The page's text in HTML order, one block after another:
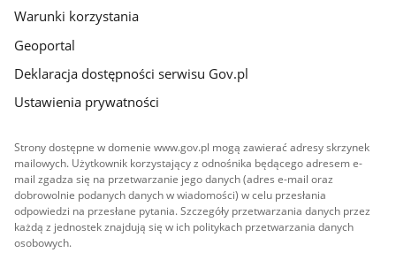
Warunki korzystania
Geoportal
Deklaracja dostępności serwisu Gov.pl
Ustawienia prywatności
Strony dostępne w domenie www.gov.pl mogą zawierać adresy skrzynek
mailowych. Użytkownik korzystający z odnośnika będącego adresem e-
mail zgadza się na przetwarzanie jego danych (adres e-mail oraz
dobrowolnie podanych danych w wiadomości) w celu przesłania
odpowiedzi na przesłane pytania. Szczegóły przetwarzania danych przez
każdą z jednostek znajdują się w ich politykach przetwarzania danych
osobowych.